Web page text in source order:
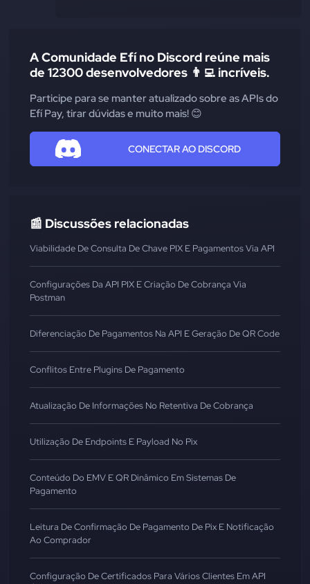
A Comunidade Efí no Discord reúne mais
de 12300 desenvolvedores 👨‍💻 incríveis.
Participe para se manter atualizado sobre as APIs do
Efí Pay, tirar dúvidas e muito mais! 😊
CONECTAR AO DISCORD
📰 Discussões relacionadas
Viabilidade De Consulta De Chave PIX E Pagamentos Via API
Configurações Da API PIX E Criação De Cobrança Via
Postman
Diferenciação De Pagamentos Na API E Geração De QR Code
Conflitos Entre Plugins De Pagamento
Atualização De Informações No Retentiva De Cobrança
Utilização De Endpoints E Payload No Pix
Conteúdo Do EMV E QR Dinâmico Em Sistemas De
Pagamento
Leitura De Confirmação De Pagamento De Pix E Notificação
Ao Comprador
Configuração De Certificados Para Vários Clientes Em API